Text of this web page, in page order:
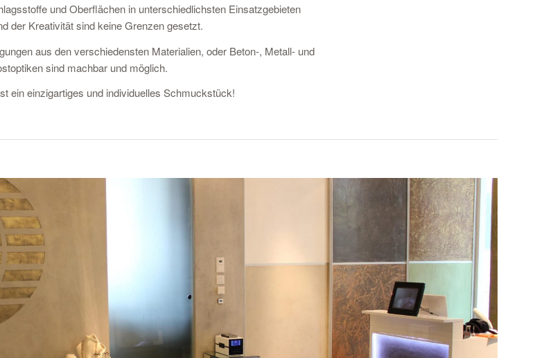
und Oberflächen in unterschiedlichsten Einsatzgebieten
der Kreativität sind keine Grenzen gesetzt.
aus den verschiedensten Materialien, oder Beton-, Metall- und
sind machbar und möglich.
ein einzigartiges und individuelles Schmuckstück!